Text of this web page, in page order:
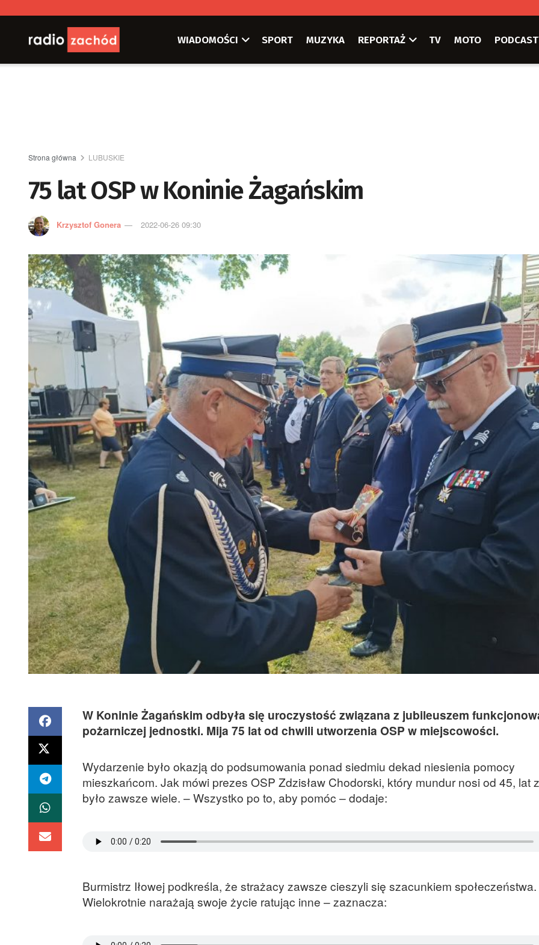
WIADOMOŚCI SPORT MUZYKA REPORTAŻ TV MOTO
Strona główna LUBUSKIE
75 lat OSP w Koninie Żagańskim
Krzysztof Gonera 2022-06-26 09:30
W Koninie Żagańskim odbyła się uroczystość związana z jubileuszem
pożarniczej jednostki. Mija 75 lat od chwili utworzenia OSP w miejscowości.
Wydarzenie było okazją do podsumowania ponad siedmiu dekad niesienia pomocy
mieszkańcom. Jak mówi prezes OSP Zdzisław Chodorski, który mundur nosi od 45, lat
było zawsze wiele. – Wszystko po to, aby pomóc – dodaje:
Burmistrz Iłowej podkreśla, że strażacy zawsze cieszyli się szacunkiem
Wielokrotnie narażają swoje życie ratując inne – zaznacza: